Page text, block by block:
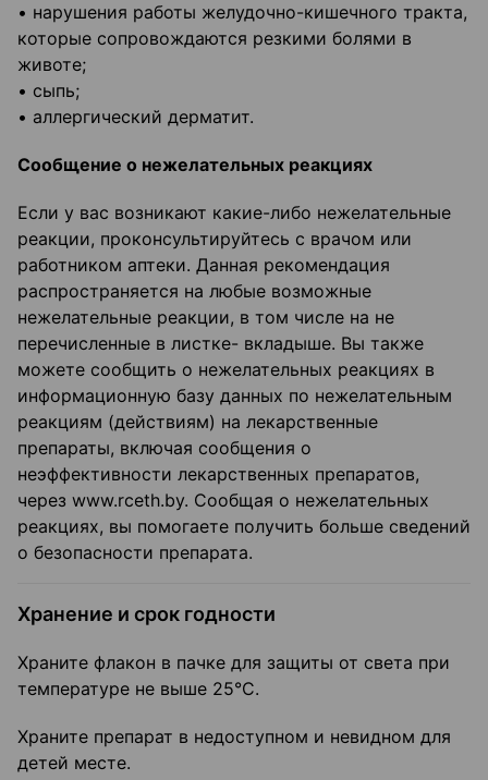
• нарушения работы желудочно-кишечного тракта,
которые сопровождаются резкими болями в
животе;
• сыпь;
• аллергический дерматит.
Сообщение о нежелательных реакциях
Если у вас возникают какие-либо нежелательные
реакции, проконсультируйтесь с врачом или
работником аптеки. Данная рекомендация
распространяется на любые возможные
нежелательные реакции, в том числе на не
перечисленные в листке- вкладыше. Вы также
можете сообщить о нежелательных реакциях в
информационную базу данных по нежелательным
реакциям (действиям) на лекарственные
препараты, включая сообщения о
неэффективности лекарственных препаратов,
через www.rceth.by. Сообщая о нежелательных
реакциях, вы помогаете получить больше сведений
о безопасности препарата.
Хранение и срок годности
Храните флакон в пачке для защиты от света при
температуре не выше 25°С.
Храните препарат в недоступном и невидном для
детей месте.